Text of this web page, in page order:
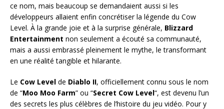
ce nom, mais beaucoup se demandaient aussi si les
développeurs allaient enfin concrétiser la légende du Cow
Level. À la grande joie et à la surprise générale, Blizzard
Entertainment non seulement a écouté sa communauté,
mais a aussi embrassé pleinement le mythe, le transformant
en une réalité tangible et hilarante.
Le Cow Level de Diablo II, officiellement connu sous le nom
de “Moo Moo Farm” ou “Secret Cow Level“, est devenu l’un
des secrets les plus célèbres de l’histoire du jeu vidéo. Pour y